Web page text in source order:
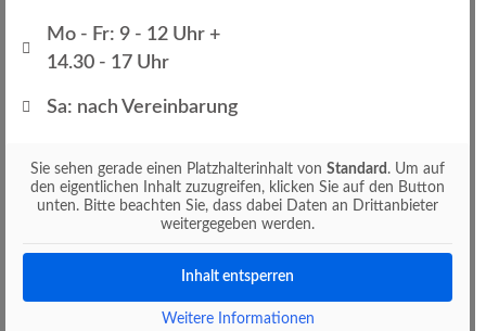
Mo - Fr: 9 - 12 Uhr +
14.30 - 17 Uhr
Sa: nach Vereinbarung
Sie sehen gerade einen Platzhalterinhalt von Standard . Um auf
den eigentlichen Inhalt zuzugreifen, klicken Sie auf den Button
unten. Bitte beachten Sie, dass dabei Daten an Drittanbieter
weitergegeben werden.
Inhalt entsperren
Weitere Informationen